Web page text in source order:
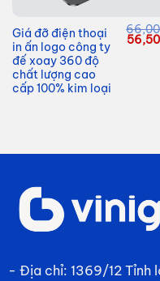
Giá đỡ điện thoại
in ấn logo công ty
đế xoay 360 độ
chất lượng cao
cấp 100% kim loại
Giá
gốc
- Địa chỉ: 1369/12 Tỉnh